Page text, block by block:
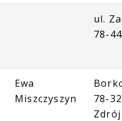
ul.
78-
Ewa
Miszczyszyn
78-
Zdrój